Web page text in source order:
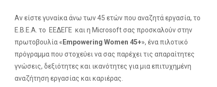
Αν είστε γυναίκα άνω των 45 ετών που αναζητά εργασία, το
Ε.Β.Ε.Α. το ΕΕΔΕΓΕ και η Microsoft σας προσκαλούν στην
πρωτοβουλία « Empowering Women 45+», ένα πιλοτικό
πρόγραμμα που στοχεύει να σας παρέχει τις απαραίτητες
γνώσεις, δεξιότητες και ικανότητες για μια επιτυχημένη
αναζήτηση εργασίας και καριέρας.